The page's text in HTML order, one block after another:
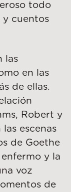
todo
y cuentos
las
en las
de ellas.
Robert y
escenas
de Goethe
y la
voz
de